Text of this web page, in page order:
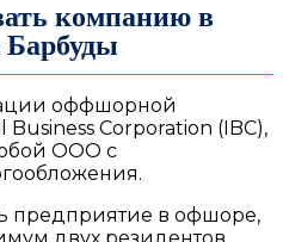
компанию в
оффшорной
Corporation (IBC),
ООО с
предприятие в офшоре,